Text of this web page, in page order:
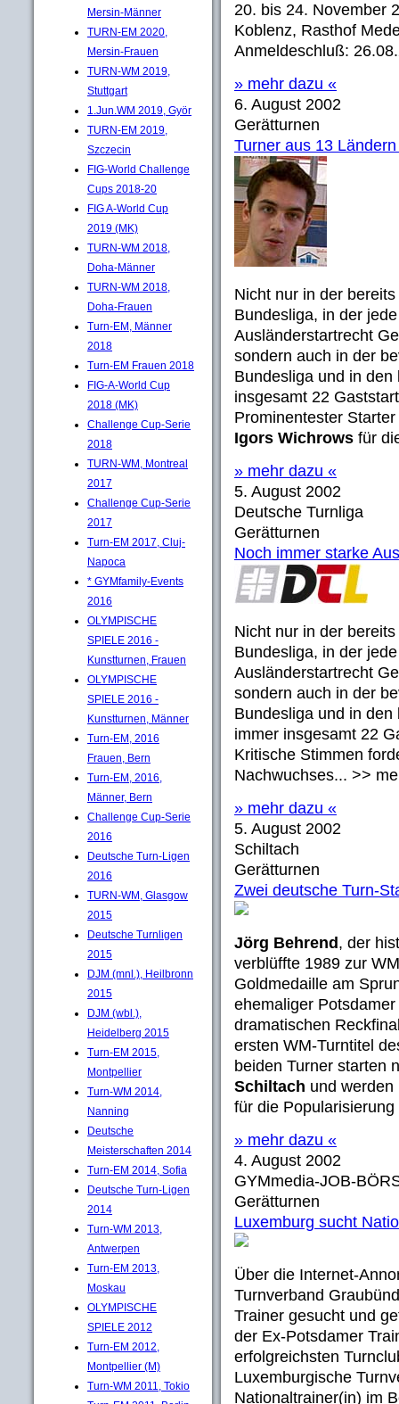
Mersin-Männer
TURN-EM 2020,
Mersin-Frauen
TURN-WM 2019,
Stuttgart
1.Jun.WM 2019, Györ
TURN-EM 2019,
Szczecin
FIG-World Challenge
Cups 2018-20
FIG A-World Cup
2019 (MK)
TURN-WM 2018,
Doha-Männer
TURN-WM 2018,
Doha-Frauen
Turn-EM, Männer
2018
Turn-EM Frauen 2018
FIG-A-World Cup
2018 (MK)
Challenge Cup-Serie
2018
TURN-WM, Montreal
2017
Challenge Cup-Serie
2017
Turn-EM 2017, Cluj-
Napoca
* GYMfamily-Events
2016
OLYMPISCHE
SPIELE 2016 -
Kunstturnen, Frauen
OLYMPISCHE
SPIELE 2016 -
Kunstturnen, Männer
Turn-EM, 2016
Frauen, Bern
Turn-EM, 2016,
Männer, Bern
Challenge Cup-Serie
2016
Deutsche Turn-Ligen
2016
TURN-WM, Glasgow
2015
Deutsche Turnligen
2015
DJM (mnl.), Heilbronn
2015
DJM (wbl.),
Heidelberg 2015
Turn-EM 2015,
Montpellier
Turn-WM 2014,
Nanning
Deutsche
Meisterschaften 2014
Turn-EM 2014, Sofia
Deutsche Turn-Ligen
2014
Turn-WM 2013,
Antwerpen
Turn-EM 2013,
Moskau
OLYMPISCHE
SPIELE 2012
Turn-EM 2012,
Montpellier (M)
Turn-WM 2011, Tokio
20. bis 24. November
Koblenz, Rasthof
Anmeldeschluß:
» mehr dazu «
6. August 2002
Gerätturnen
Turner aus 13
Nicht nur in der
Bundesliga, in der
Ausländerstartrecht
sondern auch in der
Bundesliga und in
insgesamt 22
Prominentester
Igors Wichrows für
» mehr dazu «
5. August 2002
Deutsche Turnliga
Gerätturnen
Noch immer starke
Nicht nur in der
Bundesliga, in der
Ausländerstartrecht
sondern auch in der
Bundesliga und in
immer insgesamt 22
Kritische Stimmen
Nachwuchses... >>
» mehr dazu «
5. August 2002
Schiltach
Gerätturnen
Zwei deutsche Turn-
Jörg Behrend , der
verblüffte 1989 zur
Goldmedaille am
ehemaliger
dramatischen
ersten WM-Turntitel
beiden Turner starten
Schiltach und
für die
» mehr dazu «
4. August 2002
GYMmedia-JOB-
Gerätturnen
Luxemburg sucht
Über die Internet-
Turnverband
Trainer gesucht und
der Ex-Potsdamer
erfolgreichsten
Luxemburgische
Nationaltrainer(in) im